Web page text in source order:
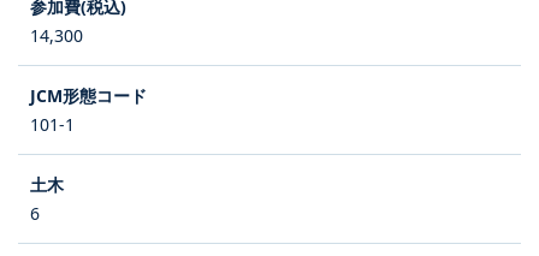
14,300
101-1
6